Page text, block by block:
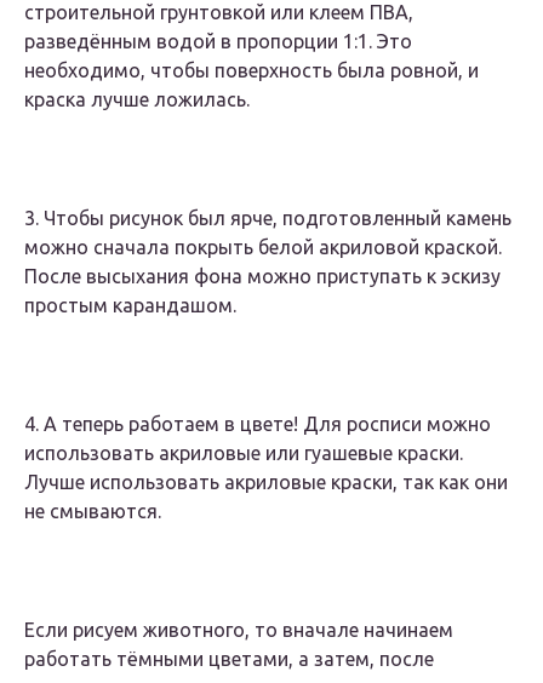
строительной грунтовкой или клеем ПВА,
разведённым водой в пропорции 1:1. Это
необходимо, чтобы поверхность была ровной, и
краска лучше ложилась.
3. Чтобы рисунок был ярче, подготовленный камень
можно сначала покрыть белой акриловой краской.
После высыхания фона можно приступать к эскизу
простым карандашом.
4. А теперь работаем в цвете! Для росписи можно
использовать акриловые или гуашевые краски.
Лучше использовать акриловые краски, так как они
не смываются.
Если рисуем животного, то вначале начинаем
работать тёмными цветами, а затем, после